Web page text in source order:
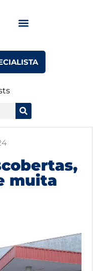
muita